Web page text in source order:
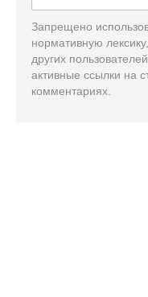
Запрещено
нормативную
других
активные ссылки на
комментариях.